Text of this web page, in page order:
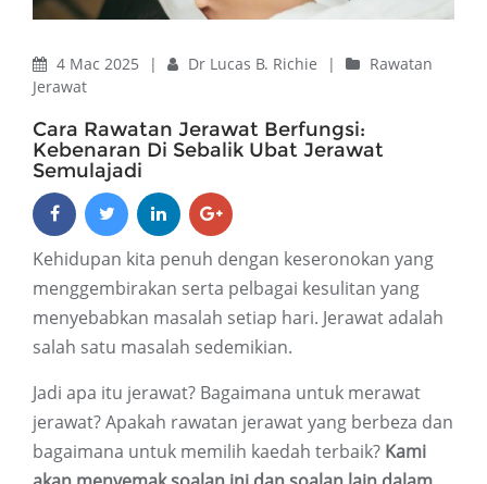
4 Mac 2025 | Dr Lucas B. Richie |
Rawatan
Jerawat
Cara Rawatan Jerawat Berfungsi:
Kebenaran Di Sebalik Ubat Jerawat
Semulajadi
Kehidupan kita penuh dengan keseronokan yang
menggembirakan serta pelbagai kesulitan yang
menyebabkan masalah setiap hari. Jerawat adalah
salah satu masalah sedemikian.
Jadi apa itu jerawat? Bagaimana untuk merawat
jerawat? Apakah rawatan jerawat yang berbeza dan
bagaimana untuk memilih kaedah terbaik? Kami